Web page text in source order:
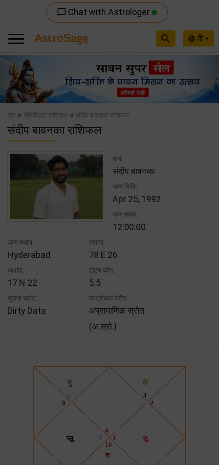
chat_bubble_outline Chat with Astrologer
language हि
search
Previous
होम » सेलिब्रिटी राशिफल » संदीप बावनका राशिफल
संदीप बावनका राशिफल
नाम:
संदीप बावनका
जन्म तिथि:
Apr 25, 1992
जन्म समय:
12:00:00
जन्म स्थान:
Hyderabad
रेखांश:
78 E 26
अक्षांश:
17 N 22
टाइम ज़ोन:
5.5
सूचना स्रोत:
Dirty Data
एस्ट्रोसेज रेटिंग:
अप्रामाणिक स्रोत
(अ.स्रो.)